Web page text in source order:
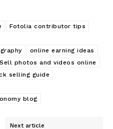
Fotolia contributor tips
online earning ideas
Sell photos and videos online
selling guide
blog
Next article